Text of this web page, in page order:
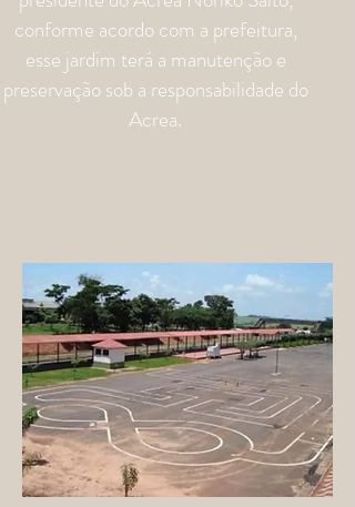
conforme acordo com a prefeitura,
esse jardim terá a manutenção e
preservação sob a responsabilidade do
Acrea.